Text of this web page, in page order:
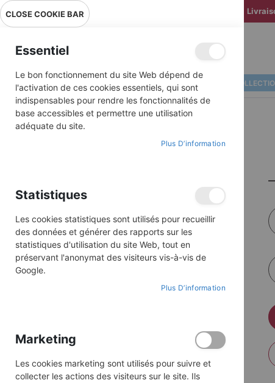
ALBUMS ILLUSTRÉS BD
CLOSE COOKIE BAR
Essentiel
Le bon fonctionnement du site Web dépend de
l'activation de ces cookies essentiels, qui sont
indispensables pour rendre les fonctionnalités de
base accessibles et permettre une utilisation
adéquate du site.
Plus D’information
Statistiques
Les cookies statistiques sont utilisés pour recueillir
des données et générer des rapports sur les
statistiques d'utilisation du site Web, tout en
préservant l'anonymat des visiteurs vis-à-vis de
Google.
Plus D’information
Marketing
Les cookies marketing sont utilisés pour suivre et
collecter les actions des visiteurs sur le site. Ils